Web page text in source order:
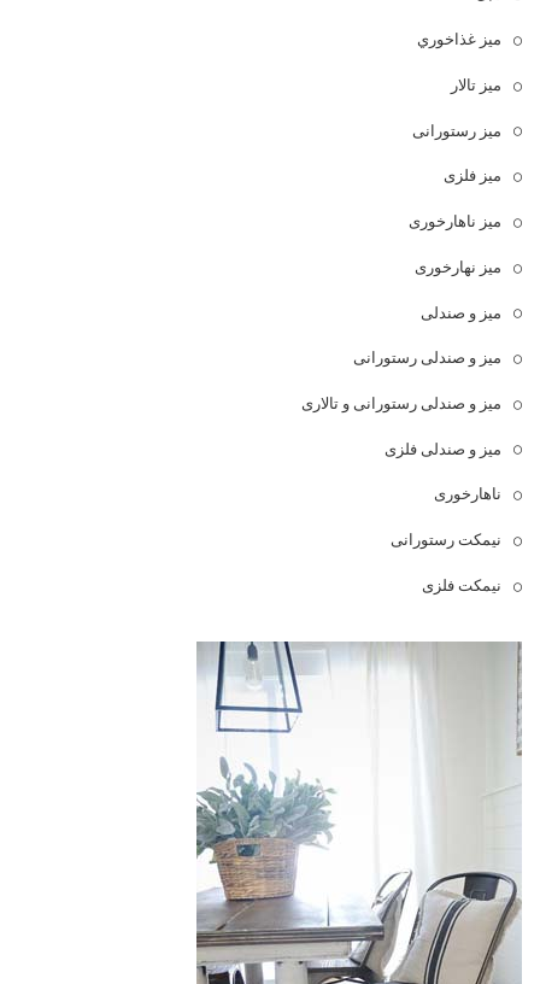
ميز غذاخوري
میز تالار
میز رستورانی
میز فلزی
میز ناهارخوری
میز نهارخوری
میز و صندلی
میز و صندلی رستورانی
میز و صندلی رستورانی و تالاری
میز و صندلی فلزی
ناهارخوری
نیمکت رستورانی
نیمکت فلزی